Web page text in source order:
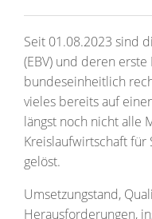
Seit 01.08.2023 sind
(EBV) und deren
bundeseinheitlich
vieles bereits auf
längst noch nicht alle
Kreislaufwirtschaft
gelöst.
Umsetzungstand,
Herausforderungen,